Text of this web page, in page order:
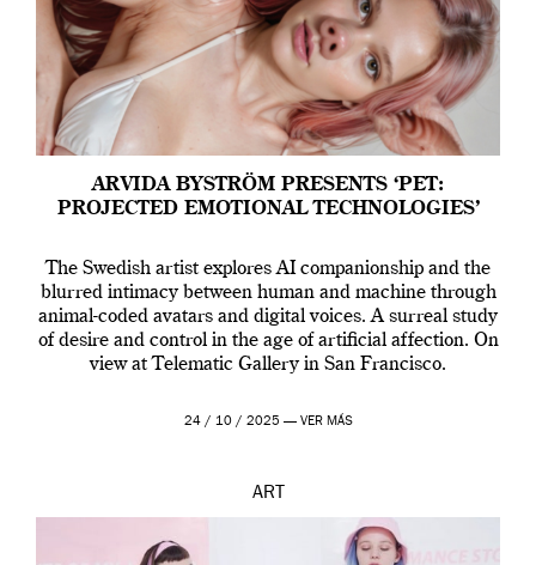
ARVIDA BYSTRÖM PRESENTS ‘PET:
PROJECTED EMOTIONAL TECHNOLOGIES’
The Swedish artist explores AI companionship and the
blurred intimacy between human and machine through
animal-coded avatars and digital voices. A surreal study
of desire and control in the age of artificial affection. On
view at Telematic Gallery in San Francisco.
24 / 10 / 2025 — VER MÁS
ART